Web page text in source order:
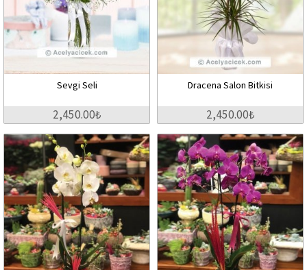
Sevgi Seli
2,450.00₺
Dracena Salon Bitkisi
2,450.00₺